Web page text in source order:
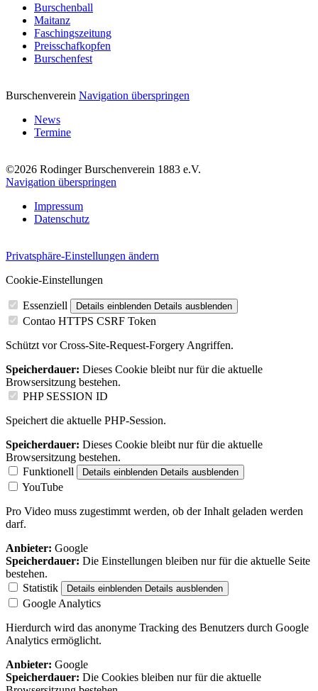
Burschenball
Maitanz
Faschingszeitung
Preisschafkopfen
Burschenfest
Burschenverein Navigation überspringen
News
Termine
©2026 Rodinger Burschenverein 1883 e.V.
Navigation überspringen
Impressum
Datenschutz
Privatsphäre-Einstellungen ändern
Cookie-Einstellungen
Essenziell Details einblenden Details ausblenden
Contao HTTPS CSRF Token
Schützt vor Cross-Site-Request-Forgery Angriffen.
Speicherdauer: Dieses Cookie bleibt nur für die aktuelle
Browsersitzung bestehen.
PHP SESSION ID
Speichert die aktuelle PHP-Session.
Speicherdauer: Dieses Cookie bleibt nur für die aktuelle
Browsersitzung bestehen.
Funktionell
Details einblenden Details ausblenden
YouTube
Pro Video muss zugestimmt werden, ob der Inhalt geladen werden
darf.
Anbieter: Google
Speicherdauer: Die Einstellungen bleiben nur für die aktuelle Seite
bestehen.
Statistik
Details einblenden Details ausblenden
Google Analytics
Hierdurch wird das anonyme Tracking des Benutzers durch Google
Analytics ermöglicht.
Anbieter: Google
Speicherdauer: Die Cookies bleiben nur für die aktuelle